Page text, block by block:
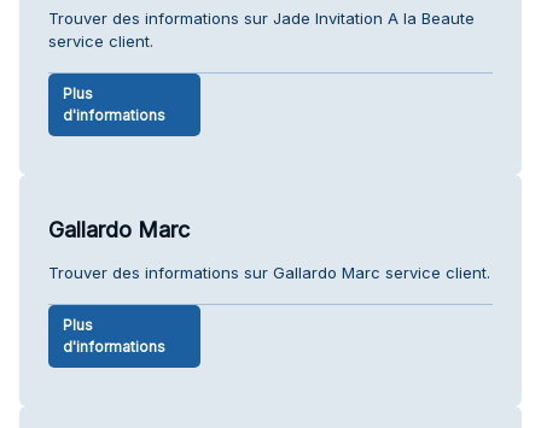
Trouver des informations sur Jade Invitation A la Beaute
service client.
Plus
d'informations
Gallardo Marc
Trouver des informations sur Gallardo Marc service client.
Plus
d'informations